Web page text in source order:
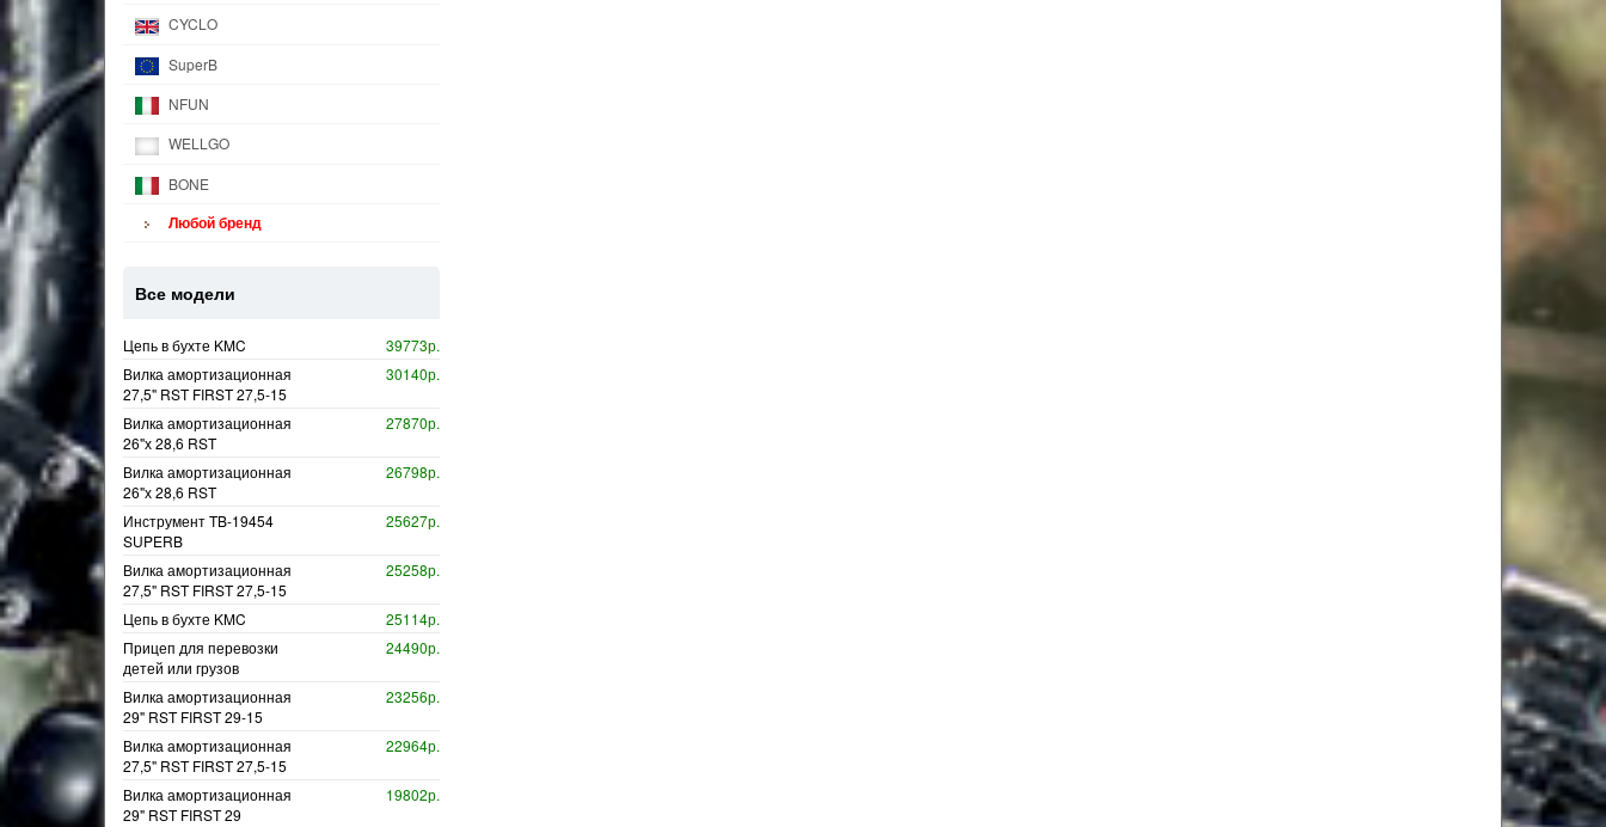
CYCLO
SuperB
NFUN
WELLGO
BONE
Любой бренд
Все модели
Цепь в бухте KMC
39773р.
Вилка амортизационная
27,5" RST FIRST 27,5-15
30140р.
Вилка амортизационная
26"х 28,6 RST
27870р.
Вилка амортизационная
26"х 28,6 RST
26798р.
Инструмент TB-19454
SUPERB
25627р.
Вилка амортизационная
27,5" RST FIRST 27,5-15
25258р.
Цепь в бухте KMC
25114р.
Прицеп для перевозки
детей или грузов
24490р.
Вилка амортизационная
29" RST FIRST 29-15
23256р.
Вилка амортизационная
27,5" RST FIRST 27,5-15
22964р.
Вилка амортизационная
29" RST FIRST 29
19802р.